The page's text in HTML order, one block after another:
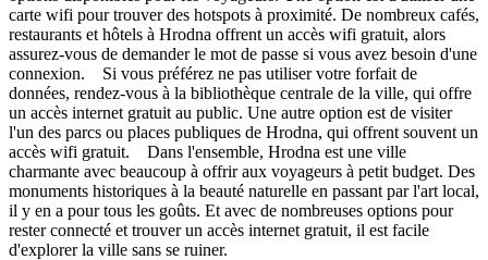
carte wifi pour trouver des hotspots à proximité. De nombreux cafés,
restaurants et hôtels à Hrodna offrent un accès wifi gratuit, alors
assurez-vous de demander le mot de passe si vous avez besoin d'une
connexion. Si vous préférez ne pas utiliser votre forfait de
données, rendez-vous à la bibliothèque centrale de la ville, qui offre
un accès internet gratuit au public. Une autre option est de visiter
l'un des parcs ou places publiques de Hrodna, qui offrent souvent un
accès wifi gratuit. Dans l'ensemble, Hrodna est une ville
charmante avec beaucoup à offrir aux voyageurs à petit budget. Des
monuments historiques à la beauté naturelle en passant par l'art local,
il y en a pour tous les goûts. Et avec de nombreuses options pour
rester connecté et trouver un accès internet gratuit, il est facile
d'explorer la ville sans se ruiner.